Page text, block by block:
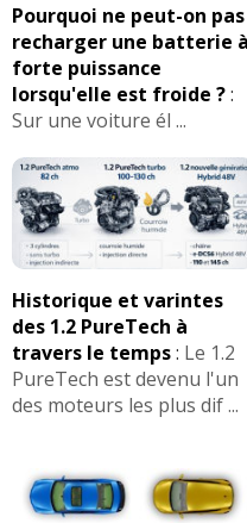
Pourquoi ne peut-on pas
recharger une batterie à
forte puissance
lorsqu'elle est froide ?:
Sur une voiture él ...
Historique et varintes
des 1.2 PureTech à
travers le temps: Le 1.2
PureTech est devenu l'un
des moteurs les plus dif ...